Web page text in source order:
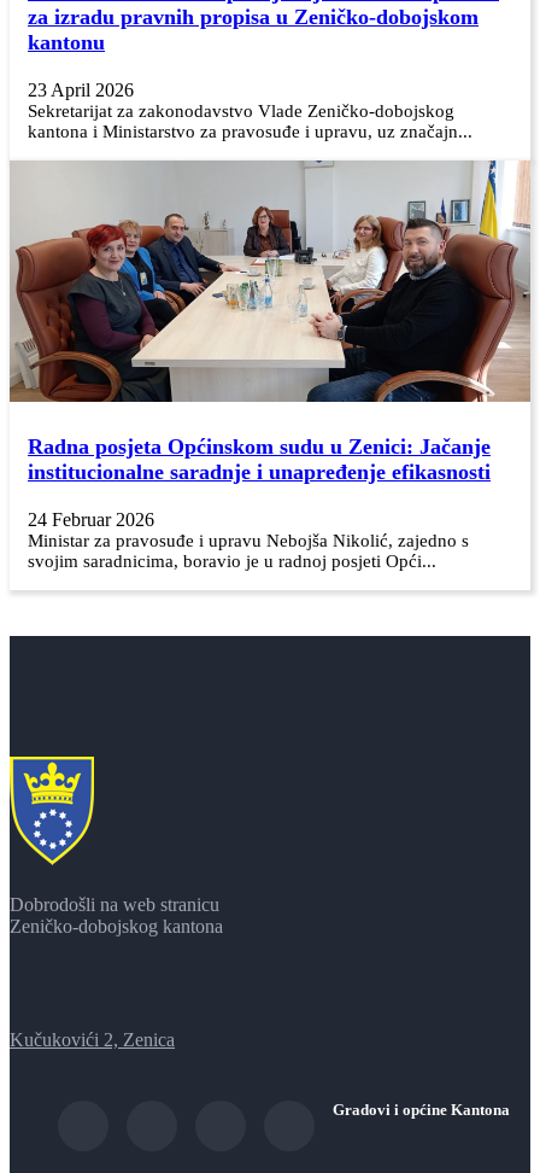
za izradu pravnih propisa u Zeničko-dobojskom
kantonu
23 April 2026
Sekretarijat za zakonodavstvo Vlade Zeničko-dobojskog
kantona i Ministarstvo za pravosuđe i upravu, uz značajn...
Radna posjeta Općinskom sudu u Zenici: Jačanje
institucionalne saradnje i unapređenje efikasnosti
24 Februar 2026
Ministar za pravosuđe i upravu Nebojša Nikolić, zajedno s
svojim saradnicima, boravio je u radnoj posjeti Opći...
Dobrodošli na web stranicu
Zeničko-dobojskog kantona
Kučukovići 2, Zenica
Gradovi i općine Kantona